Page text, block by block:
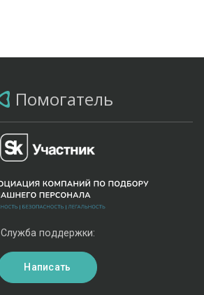
Помогатель
Служба поддержки:
Написать